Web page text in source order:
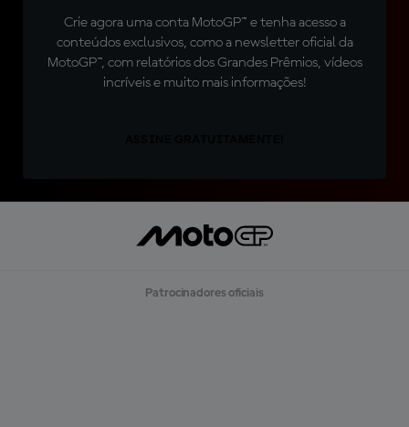
Crie agora uma conta MotoGP™ e tenha acesso a
conteúdos exclusivos, como a newsletter oficial da
MotoGP™, com relatórios dos Grandes Prêmios, vídeos
incríveis e muito mais informações!
Patrocinadores oficiais